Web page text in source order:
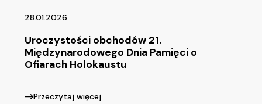
28.01.2026
Uroczystości obchodów 21.
Międzynarodowego Dnia Pamięci o
Ofiarach Holokaustu
Przeczytaj więcej